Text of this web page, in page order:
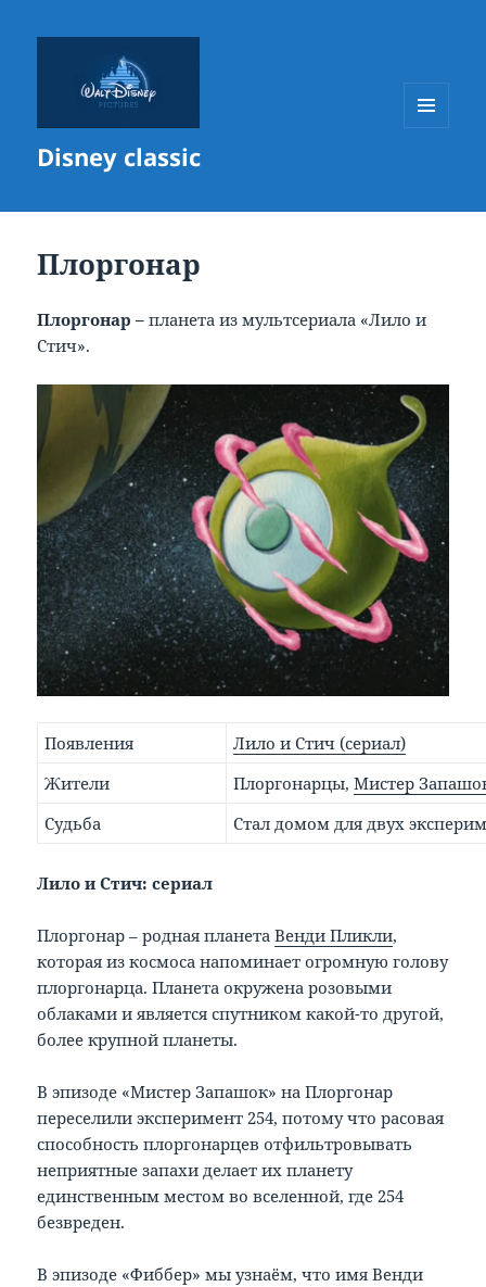
Disney classic
Плоргонар
Плоргонар –планета из мультсериала «Лило и
Стич».
Появления
Лило и Стич (сериал)
Жители
Плоргонарцы,Мистер
Судьба
Стал домом для двух
Лило и Стич: сериал
Плоргонар – родная планетаВенди Пликли,
которая из космоса напоминает огромную голову
плоргонарца. Планета окружена розовыми
облаками и является спутником какой-то другой,
более крупной планеты.
В эпизоде «Мистер Запашок» на Плоргонар
переселили эксперимент 254, потому что расовая
способность плоргонарцев отфильтровывать
неприятные запахи делает их планету
единственным местом во вселенной, где 254
безвреден.
В эпизоде «Фиббер» мы узнаём, что имя Венди